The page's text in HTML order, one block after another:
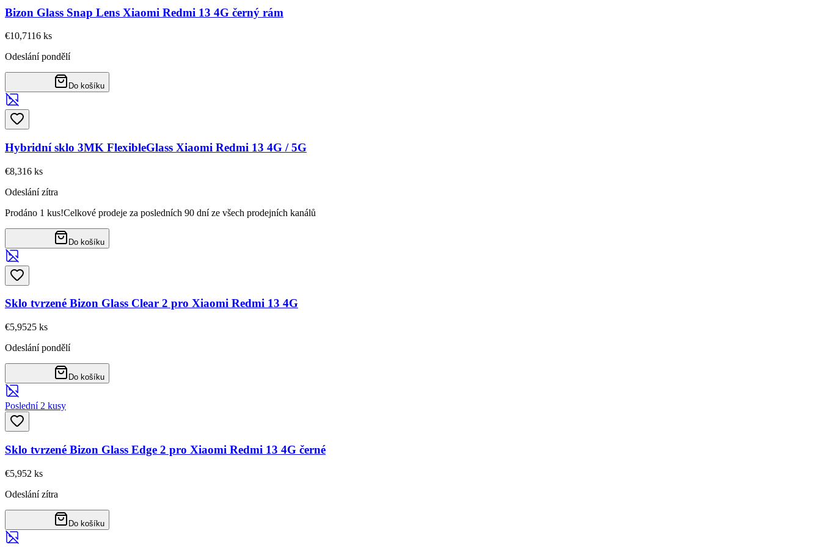
Bizon Glass Snap Lens Xiaomi Redmi 13 4G černý rám
€10,7116 ks
Odeslání pondělí
Do košíku
Hybridní sklo 3MK FlexibleGlass Xiaomi Redmi 13 4G / 5G
€8,316 ks
Odeslání zítra
Prodáno 1 kus!Celkové prodeje za posledních 90 dní ze všech prodejních kanálů
Do košíku
Sklo tvrzené Bizon Glass Clear 2 pro Xiaomi Redmi 13 4G
€5,9525 ks
Odeslání pondělí
Do košíku
Poslední 2 kusy
Sklo tvrzené Bizon Glass Edge 2 pro Xiaomi Redmi 13 4G černé
€5,952 ks
Odeslání zítra
Do košíku